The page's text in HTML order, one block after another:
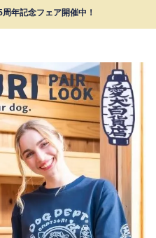
年記念フェア開催中！